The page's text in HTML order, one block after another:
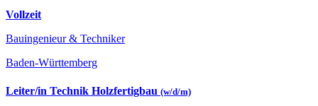
Vollzeit
Bauingenieur & Techniker
Baden-Württemberg
Leiter/in Technik Holzfertigbau (w/d/m)